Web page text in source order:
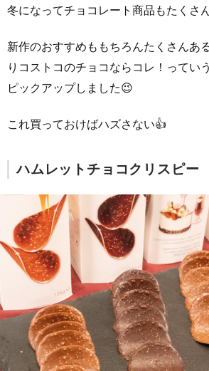
冬になってチョコレート商品もたくさ
新作のおすすめももちろんたくさんあ
りコストコのチョコならコレ！ってい
ピックアップしました😉
これ買っておけばハズさない👍
ハムレットチョコクリスピー